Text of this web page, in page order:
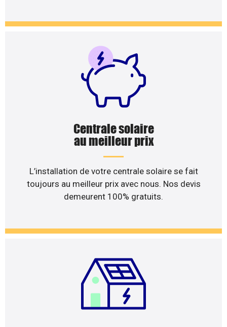
Centrale solaire
au meilleur prix
L’installation de votre centrale solaire se fait
toujours au meilleur prix avec nous. Nos devis
demeurent 100% gratuits.